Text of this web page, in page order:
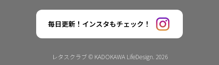
毎日更新！インスタもチェック！
レタスクラブ © KADOKAWA LifeDesign. 2026